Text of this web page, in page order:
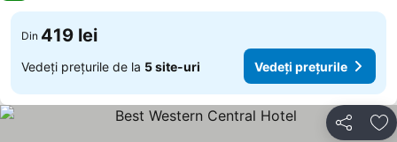
Din 419 lei
Vedeți prețurile de la 5 site-uri Vedeți prețurile
Distribuiți